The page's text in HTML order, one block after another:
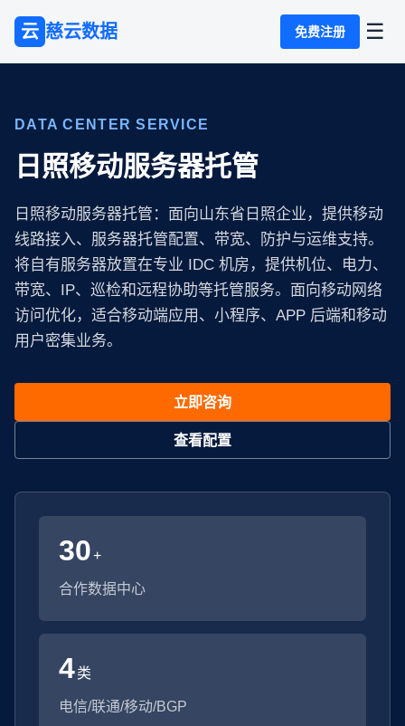
云 慈云数据 免费注册 ☰
DATA CENTER SERVICE
日照移动服务器托管
日照移动服务器托管：面向山东省日照企业，提供移动
线路接入、服务器托管配置、带宽、防护与运维支持。
将自有服务器放置在专业 IDC 机房，提供机位、电力、
带宽、IP、巡检和远程协助等托管服务。面向移动网络
访问优化，适合移动端应用、小程序、APP 后端和移动
用户密集业务。
立即咨询
查看配置
30+
合作数据中心
4类
电信/联通/移动/BGP